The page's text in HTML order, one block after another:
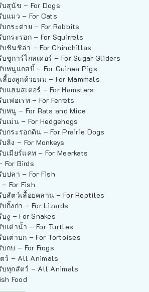
บสุนัข – For Dogs
บแมว – For Cats
กระต่าย – For Rabbits
กระรอก – For Squirrels
บชินชิล่า – For Chinchillas
ชูการ์ไกลเดอร์ – For Sugar Gliders
บหนูแกสบี้ – For Guinea Pigs
ลี้ยงลูกด้วยนม – For Mammals
แฮมสเตอร์ – For Hamsters
เฟอเรท – For Ferrets
บหนู – For Rats and Mice
เม่น – For Hedgehogs
บกระรอกดิน – For Prairie Dogs
ลิง – For Monkeys
เมียร์แคท – For Meerkats
For Birds
ปลา – For Fish
For Fish
บสัตว์เลื้อยคลาน – For Reptiles
กิ้งก่า – For Lizards
งู – For Snakes
บเต่าน้ำ – For Turtles
เต่าบก – For Tortoises
กบ – For Frogs
ว์ – All Animals
บทุกสัตว์ – All Animals
Food